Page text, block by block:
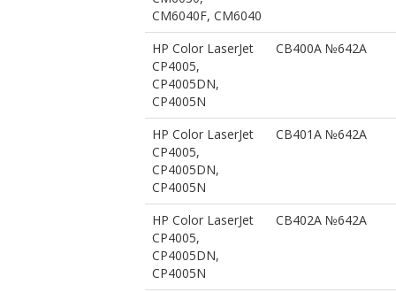
CM6040F, CM6040
HP Color LaserJet
CP4005,
CP4005DN,
CP4005N
CB400A №642A
HP Color LaserJet
CP4005,
CP4005DN,
CP4005N
CB401A №642A
HP Color LaserJet
CP4005,
CP4005DN,
CP4005N
CB402A №642A